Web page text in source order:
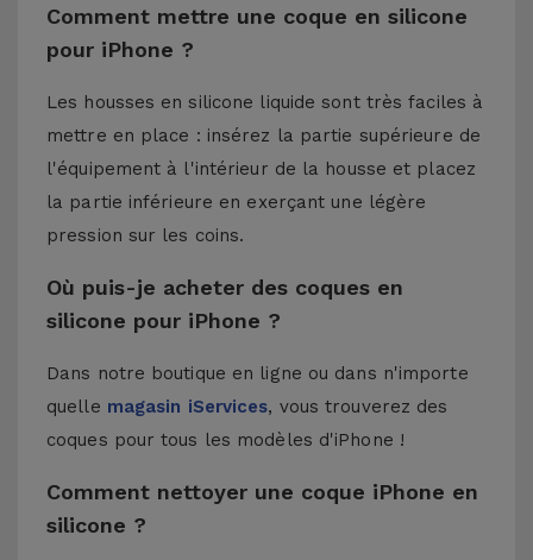
Comment mettre une coque en silicone
pour iPhone ?
Les housses en silicone liquide sont très faciles à
mettre en place : insérez la partie supérieure de
l'équipement à l'intérieur de la housse et placez
la partie inférieure en exerçant une légère
pression sur les coins.
Où puis-je acheter des coques en
silicone pour iPhone ?
Dans notre boutique en ligne ou dans n'importe
quelle magasin iServices, vous trouverez des
coques pour tous les modèles d'iPhone !
Comment nettoyer une coque iPhone en
silicone ?